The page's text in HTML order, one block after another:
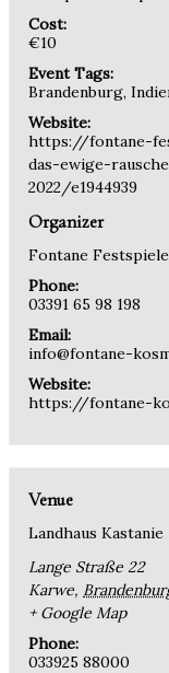
Cost:
€10
Event Tags:
Brandenburg,
Website:
https://fontane-
das-ewige-
2022/e1944939
Organizer
Fontane Festspiele
Phone:
03391 65 98 198
Email:
info@fontane-
Website:
https://fontane-
Venue
Landhaus Kastanie
Lange Straße 22
Karwe,
+ Google Map
Phone:
033925 88000